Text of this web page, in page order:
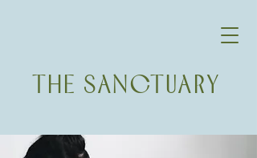
THE SANCTUARY